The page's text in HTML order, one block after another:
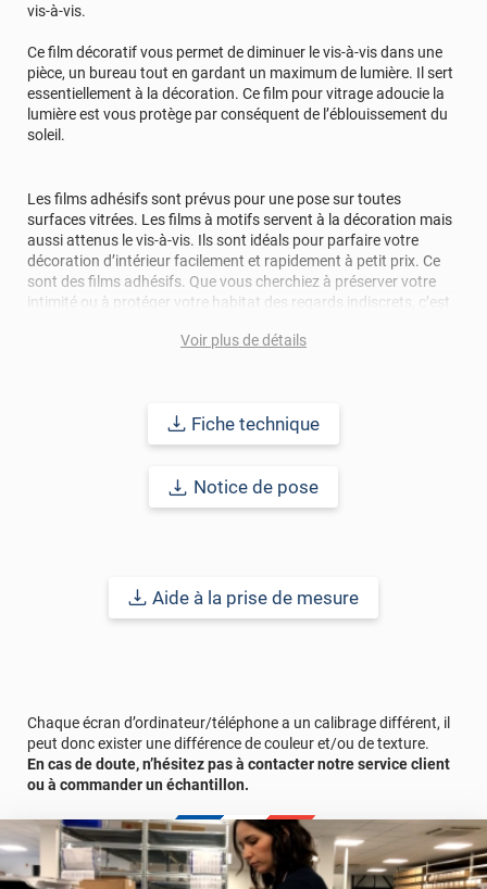
vis-à-vis.
Ce film décoratif vous permet de diminuer le vis-à-vis dans une
pièce, un bureau tout en gardant un maximum de lumière. Il sert
essentiellement à la décoration. Ce film pour vitrage adoucie la
lumière est vous protège par conséquent de l’éblouissement du
soleil.
Les films adhésifs sont prévus pour une pose sur toutes
surfaces vitrées. Les films à motifs servent à la décoration mais
aussi attenus le vis-à-vis. Ils sont idéals pour parfaire votre
décoration d’intérieur facilement et rapidement à petit prix. Ce
sont des films adhésifs. Que vous cherchiez à préserver votre
intimité ou à protéger votre habitat des regards indiscrets, c’est
transformer l’atmosphère d’une pièce pour la rendre plus
attrayante, source de confort.
• Traitement anti-rayure
Durabilité: 10 ans pour une application verticale en Europe
Centrale en intérieur.
n’hésitez pas à nous contacter pour une demande d’échantillon
gratuit.
La surface à coller doit être exempte de poussière, de graisse ou
Voir plus de détails
Fiche technique
Notice de pose
Aide à la prise de mesure
Chaque écran d’ordinateur/téléphone a un calibrage différent, il
peut donc exister une différence de couleur et/ou de texture.
En cas de doute, n’hésitez pas à contacter notre service client
ou à commander un échantillon.